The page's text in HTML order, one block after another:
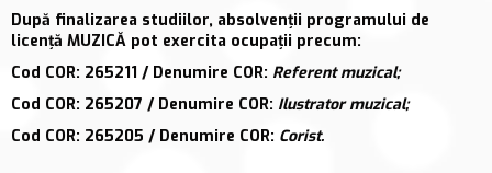
După finalizarea studiilor, absolvenții programului de
licență MUZICĂ pot exercita ocupații precum:
Cod COR: 265211 / Denumire COR: Referent muzical;
Cod COR: 265207 / Denumire COR: Ilustrator muzical;
Cod COR: 265205 / Denumire COR: Corist.